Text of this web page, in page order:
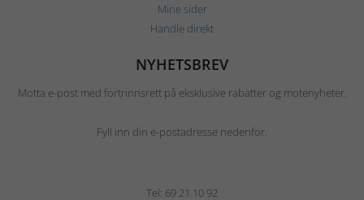
Mine sider
Handle direkt
NYHETSBREV
Motta e-post med fortrinnsrett på eksklusive rabatter og motenyheter.
Fyll inn din e-postadresse nedenfor.
Tel: 69 21 10 92